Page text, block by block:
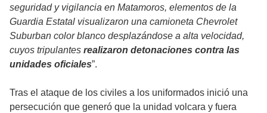
seguridad y vigilancia en Matamoros, elementos de la
Guardia Estatal visualizaron una camioneta Chevrolet
Suburban color blanco desplazándose a alta velocidad,
cuyos tripulantes realizaron detonaciones contra las
unidades oficiales”.
Tras el ataque de los civiles a los uniformados inició una
persecución que generó que la unidad volcara y fuera